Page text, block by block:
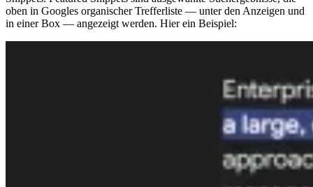
oben in Googles organischer Trefferliste — unter den Anzeigen und
in einer Box — angezeigt werden. Hier ein Beispiel: